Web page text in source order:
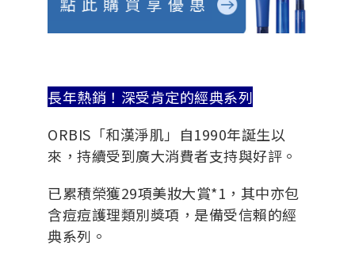
長年熱銷！深受肯定的經典系列
ORBIS「和漢淨肌」自1990年誕生以
來，持續受到廣大消費者支持與好評。
已累積榮獲29項美妝大賞*1，其中亦包
含痘痘護理類別獎項，是備受信賴的經
典系列。